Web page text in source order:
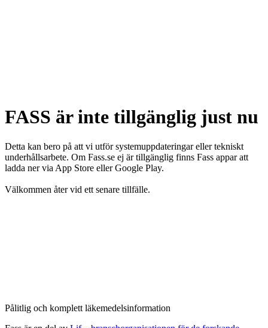
FASS är inte tillgänglig just nu
Detta kan bero på att vi utför systemuppdateringar eller tekniskt
underhållsarbete. Om Fass.se ej är tillgänglig finns Fass appar att
ladda ner via App Store eller Google Play.
Välkommen åter vid ett senare tillfälle.
Pålitlig och komplett läkemedelsinformation